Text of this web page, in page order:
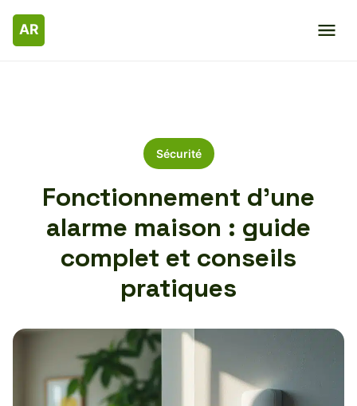
Sécurité
Fonctionnement d’une
alarme maison : guide
complet et conseils
pratiques